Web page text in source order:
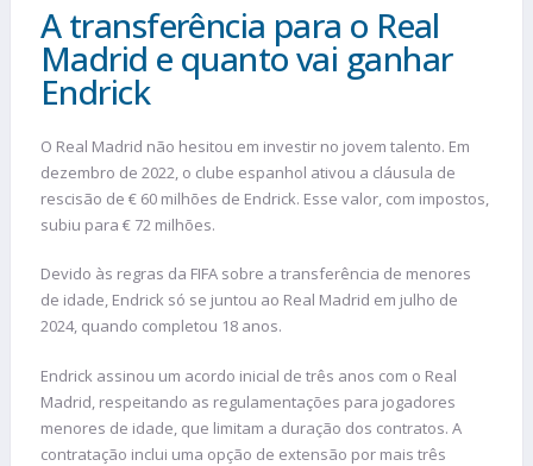
A transferência para o Real
Madrid e quanto vai ganhar
Endrick
O Real Madrid não hesitou em investir no jovem talento. Em
dezembro de 2022, o clube espanhol ativou a cláusula de
rescisão de € 60 milhões de Endrick. Esse valor, com impostos,
subiu para € 72 milhões.
Devido às regras da FIFA sobre a transferência de menores
de idade, Endrick só se juntou ao Real Madrid em julho de
2024, quando completou 18 anos​.
Endrick assinou um acordo inicial de três anos com o Real
Madrid, respeitando as regulamentações para jogadores
menores de idade, que limitam a duração dos contratos. A
contratação inclui uma opção de extensão por mais três